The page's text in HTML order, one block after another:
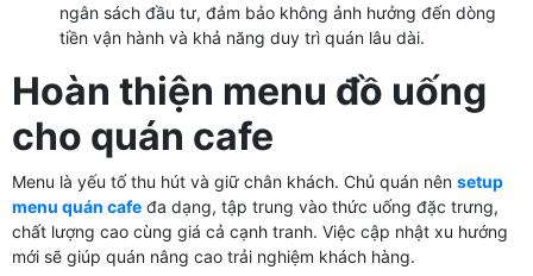
ngân sách đầu tư, đảm bảo không ảnh hưởng đến dòng
tiền vận hành và khả năng duy trì quán lâu dài.
Hoàn thiện menu đồ uống
cho quán cafe
Menu là yếu tố thu hút và giữ chân khách. Chủ quán nên setup
menu quán cafe đa dạng, tập trung vào thức uống đặc trưng,
chất lượng cao cùng giá cả cạnh tranh. Việc cập nhật xu hướng
mới sẽ giúp quán nâng cao trải nghiệm khách hàng.